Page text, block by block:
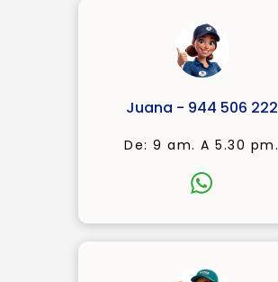
Juana - 944 506 222
De: 9 am. A 5.30 pm.